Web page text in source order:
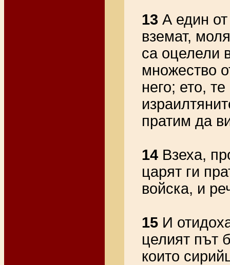
13 А един
вземат,
са оцелели
множество
него; ето,
пратим да
14 Взеха,
царят ги
войска, и
15 И
целият път
които